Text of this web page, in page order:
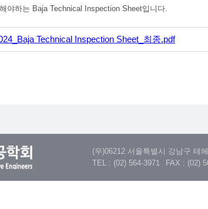
야하는 Baja Technical Inspection Sheet입니다.
Technical Inspection Sheet_최종.pdf
(우)06212 서울특별시 강남구 테
TEL : (02) 564-3971
FAX : (02)